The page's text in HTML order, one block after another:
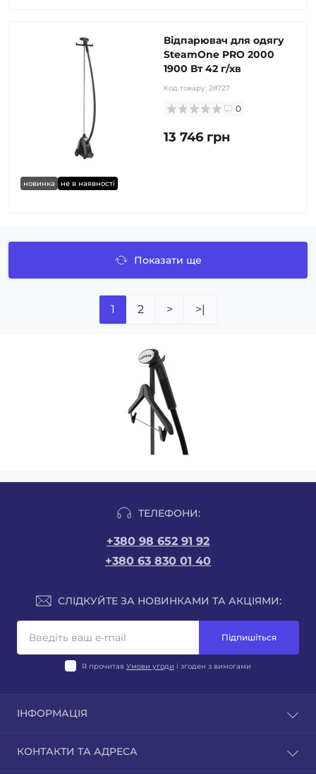
новинка не в наявності
Відпарювач для одягу
SteamOne PRO 2000
1900 Вт 42 г/хв
Код товару: 28727
0
13 746 грн
Показати ще
1 2 > >|
ТЕЛЕФОНИ:
+380 98 652 91 92
+380 63 830 01 40
СЛІДКУЙТЕ ЗА НОВИНКАМИ ТА АКЦІЯМИ:
Підпишіться
Я прочитав Умови угоди і згоден з вимогами
ІНФОРМАЦІЯ
Зворотній зв'язок
КОНТАКТИ ТА АДРЕСА